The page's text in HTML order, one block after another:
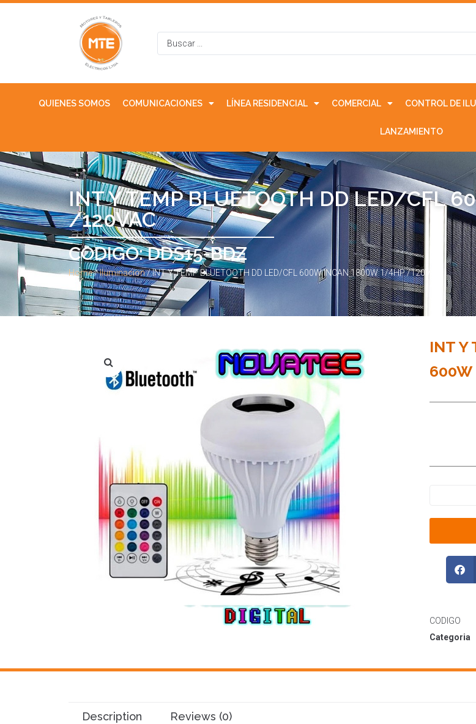
QUIENES SOMOS COMUNICACIONES LÍNEA RESIDENCIAL COMERCIAL CONTROL DE
LANZAMIENTO
INT Y TEMP BLUETOOTH DD LED/CFL
/120VAC
CODIGO: DDS15-BDZ
Home/Iluminacion/ INT Y TEMP BLUETOOTH DD LED/CFL 600W INCAN 1800W 1/4HP /120VAC
INT Y
600W
CODIGO
Categoria
Description Reviews (0)